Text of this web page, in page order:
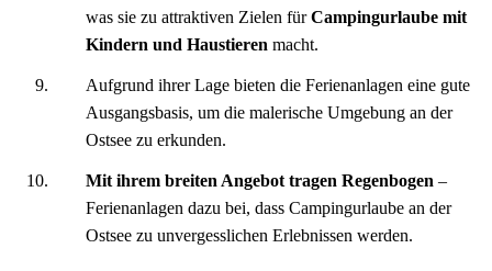
was sie zu attraktiven Zielen fürCampingurlaube mit
Kindern und Haustieren macht.
Aufgrund ihrer Lage bieten die Ferienanlagen eine gute
Ausgangsbasis, um die malerische Umgebung an der
Ostsee zu erkunden.
Mit ihrem breiten Angebot tragen Regenbogen –
Ferienanlagen dazu bei, dass Campingurlaube an der
Ostsee zu unvergesslichen Erlebnissen werden.